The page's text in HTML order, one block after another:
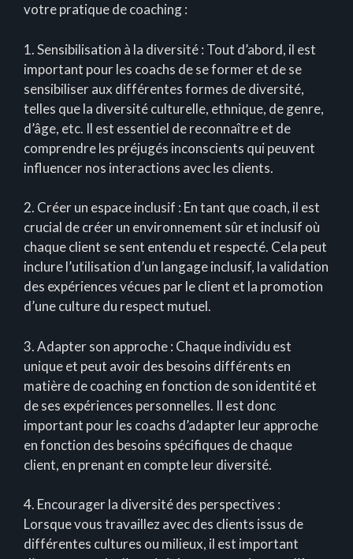
votre pratique de coaching :
1. Sensibilisation à la diversité : Tout d’abord, il est
important pour les coachs de se former et de se
sensibiliser aux différentes formes de diversité,
telles que la diversité culturelle, ethnique, de genre,
d’âge, etc. Il est essentiel de reconnaître et de
comprendre les préjugés inconscients qui peuvent
influencer nos interactions avec les clients.
2. Créer un espace inclusif : En tant que coach, il est
crucial de créer un environnement sûr et inclusif où
chaque client se sent entendu et respecté. Cela peut
inclure l’utilisation d’un langage inclusif, la validation
des expériences vécues par le client et la promotion
d’une culture du respect mutuel.
3. Adapter son approche : Chaque individu est
unique et peut avoir des besoins différents en
matière de coaching en fonction de son identité et
de ses expériences personnelles. Il est donc
important pour les coachs d’adapter leur approche
en fonction des besoins spécifiques de chaque
client, en prenant en compte leur diversité.
4. Encourager la diversité des perspectives :
Lorsque vous travaillez avec des clients issus de
différentes cultures ou milieux, il est important